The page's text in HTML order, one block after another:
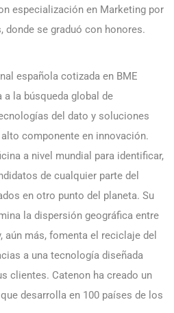
especialización en Marketing por
donde se graduó con honores.
española cotizada en BME
a la búsqueda global de
del dato y soluciones
componente en innovación.
a nivel mundial para identificar,
de cualquier parte del
en otro punto del planeta. Su
la dispersión geográfica entre
aún más, fomenta el reciclaje del
a una tecnología diseñada
clientes. Catenon ha creado un
desarrolla en 100 países de los